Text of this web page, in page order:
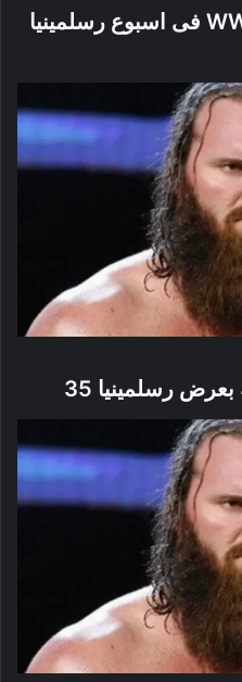
شاهد اهم احداث نجوم WWE فى اسبوع رسلمينيا
رسلمينيا 35